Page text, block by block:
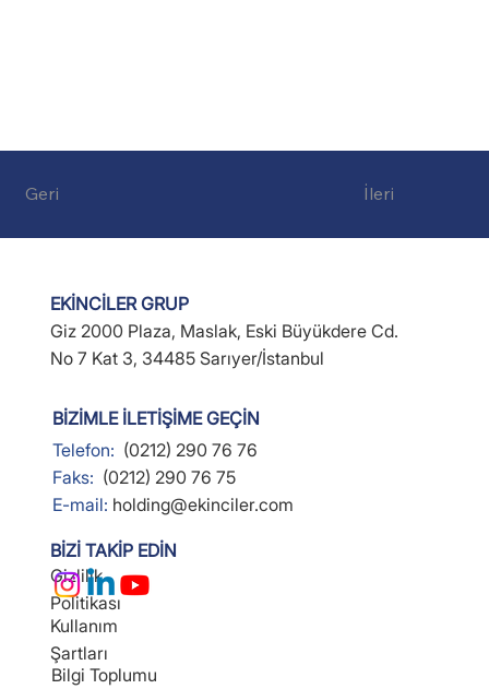
İleri
Geri
Gizlilik
Politikası
Kullanım
Şartları
Bilgi Toplumu
BİZİMLE İLETİŞİME GEÇİN
Telefon: (0212) 290 76 76
Faks: (0212) 290 76 75
E-mail: holding@ekinciler.com
BİZİ TAKİP EDİN
EKİNCİLER GRUP
Giz 2000 Plaza, Maslak, Eski Büyükdere Cd.
No 7 Kat 3, 34485 Sarıyer/İstanbul